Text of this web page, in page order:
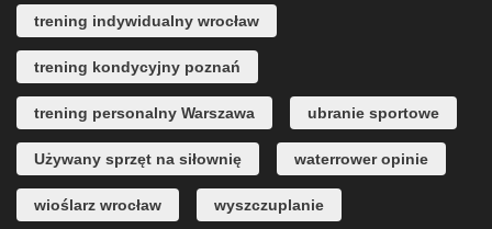
trening indywidualny wrocław
trening kondycyjny poznań
trening personalny Warszawa ubranie sportowe
Używany sprzęt na siłownię waterrower opinie
wioślarz wrocław wyszczuplanie